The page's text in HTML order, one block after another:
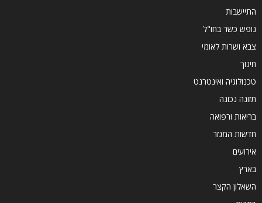
התיישבות
נופש כשר בחו"ל
צבא ושרות לאומי
חינוך
טכנולוגיה ואינטרנט
תזונה נכונה
בריאות ורפואה
חדשות המגזר
אירועים
בארץ
השאלון הקצר